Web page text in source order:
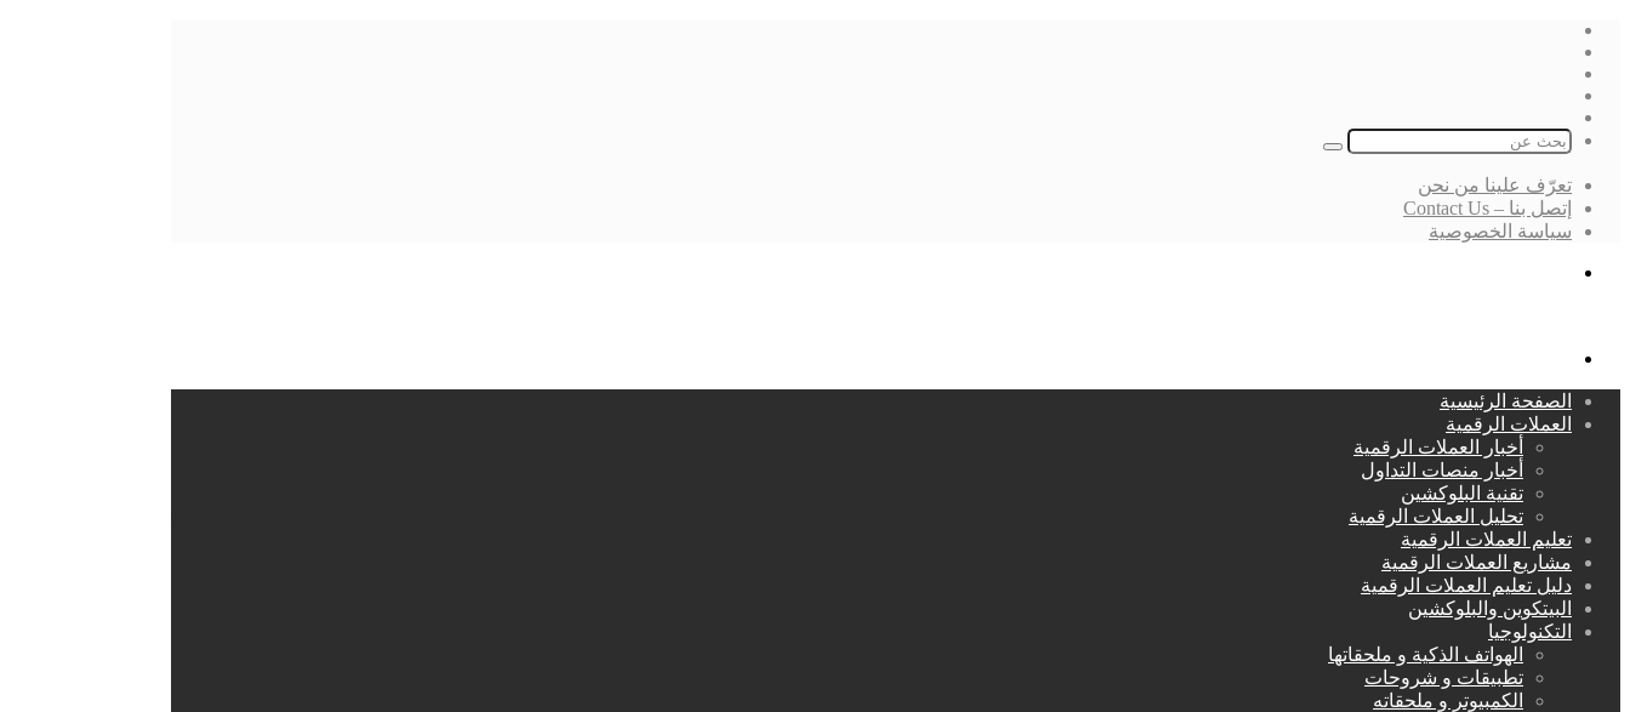
بحث
تعرّف علينا من نحن
إتصل بنا – Contact Us
سياسة الخصوصية
الصفحة الرئيسية
العملات الرقمية
أخبار العملات الرقمية
أخبار منصات التداول
تقنية البلوكشين
تحليل العملات الرقمية
تعليم العملات الرقمية
مشاريع العملات الرقمية
دليل تعليم العملات الرقمية
البيتكوين والبلوكشين
التكنولوجيا
الهواتف الذكية و ملحقاتها
تطبيقات و شروحات
الكمبيوتر و ملحقاته